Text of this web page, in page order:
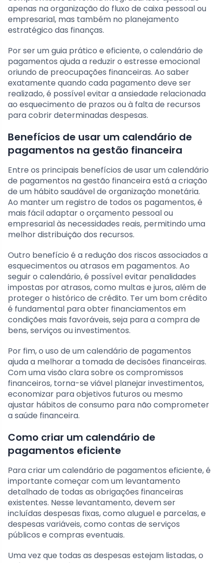
apenas na organização do fluxo de caixa pessoal ou
empresarial, mas também no planejamento
estratégico das finanças.
Por ser um guia prático e eficiente, o calendário de
pagamentos ajuda a reduzir o estresse emocional
oriundo de preocupações financeiras. Ao saber
exatamente quando cada pagamento deve ser
realizado, é possível evitar a ansiedade relacionada
ao esquecimento de prazos ou à falta de recursos
para cobrir determinadas despesas.
Benefícios de usar um calendário de
pagamentos na gestão financeira
Entre os principais benefícios de usar um calendário
de pagamentos na gestão financeira está a criação
de um hábito saudável de organização monetária.
Ao manter um registro de todos os pagamentos, é
mais fácil adaptar o orçamento pessoal ou
empresarial às necessidades reais, permitindo uma
melhor distribuição dos recursos.
Outro benefício é a redução dos riscos associados a
esquecimentos ou atrasos em pagamentos. Ao
seguir o calendário, é possível evitar penalidades
impostas por atrasos, como multas e juros, além de
proteger o histórico de crédito. Ter um bom crédito
é fundamental para obter financiamentos em
condições mais favoráveis, seja para a compra de
bens, serviços ou investimentos.
Por fim, o uso de um calendário de pagamentos
ajuda a melhorar a tomada de decisões financeiras.
Com uma visão clara sobre os compromissos
financeiros, torna-se viável planejar investimentos,
economizar para objetivos futuros ou mesmo
ajustar hábitos de consumo para não comprometer
a saúde financeira.
Como criar um calendário de
pagamentos eficiente
Para criar um calendário de pagamentos eficiente, é
importante começar com um levantamento
detalhado de todas as obrigações financeiras
existentes. Nesse levantamento, devem ser
incluídas despesas fixas, como aluguel e parcelas, e
despesas variáveis, como contas de serviços
públicos e compras eventuais.
Uma vez que todas as despesas estejam listadas, o